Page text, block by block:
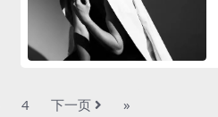
4 下一页 »